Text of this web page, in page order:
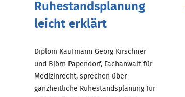
Ruhestandsplanung
leicht erklärt
Diplom Kaufmann Georg Kirschner
und Björn Papendorf, Fachanwalt für
Medizinrecht, sprechen über
ganzheitliche Ruhestandsplanung für